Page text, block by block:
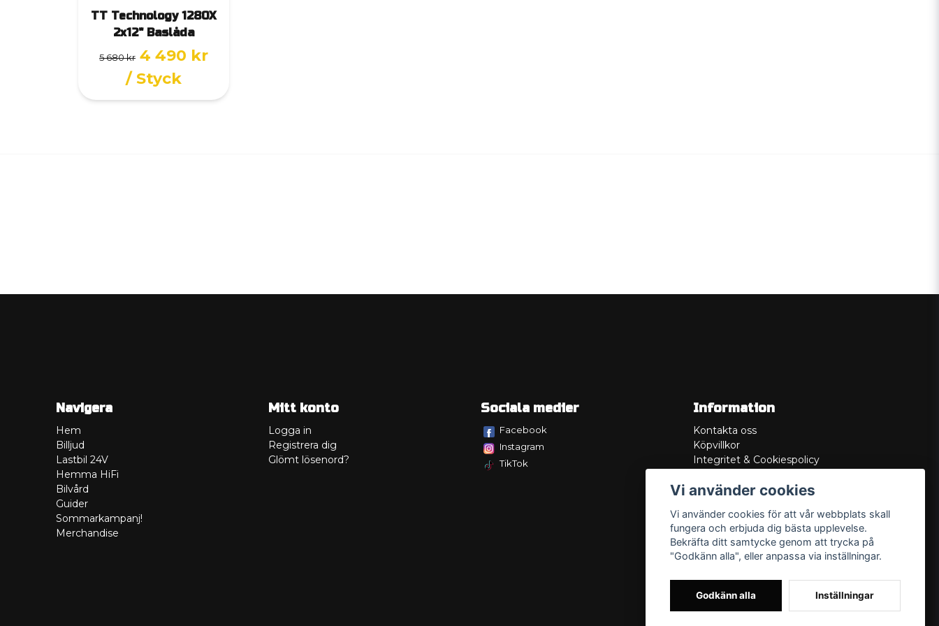
TT Technology 1280X
2x12" Baslåda
5 680 kr 4 490 kr
/ Styck
Navigera
Hem
Billjud
Lastbil 24V
Hemma HiFi
Bilvård
Guider
Sommarkampanj!
Merchandise
Mitt konto
Logga in
Registrera dig
Glömt lösenord?
Sociala medier
Facebook
Instagram
TikTok
Information
Kontakta oss
Köpvillkor
Integritet & Cookiespolicy
Service/Garanti
Lådritning
Om oss
Vi använder cookies
Vi använder cookies för att vår webbplats skall
fungera och erbjuda dig bästa upplevelse.
Bekräfta ditt samtycke genom att trycka på
"Godkänn alla", eller anpassa via inställningar.
Godkänn alla Inställningar